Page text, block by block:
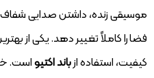
موسیقی زنده، داشتن صدایی
فضا را کاملاً تغییر دهد. یکی از
کیفیت، استفاده ازباند اکتیواست.